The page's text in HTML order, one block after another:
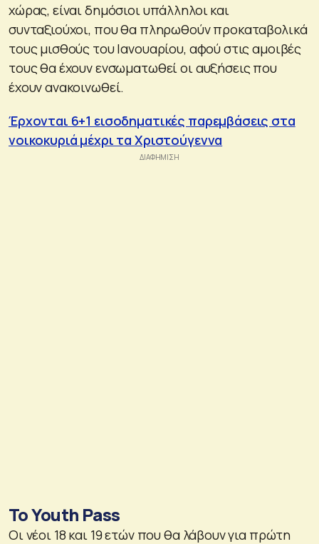
χώρας, είναι δημόσιοι υπάλληλοι και
συνταξιούχοι, που θα πληρωθούν προκαταβολικά
τους μισθούς του Ιανουαρίου, αφού στις αμοιβές
τους θα έχουν ενσωματωθεί οι αυξήσεις που
έχουν ανακοινωθεί.
Έρχονται 6+1 εισοδηματικές παρεμβάσεις στα
νοικοκυριά μέχρι τα Χριστούγεννα
Το Youth Pass
Οι νέοι 18 και 19 ετών που θα λάβουν για πρώτη